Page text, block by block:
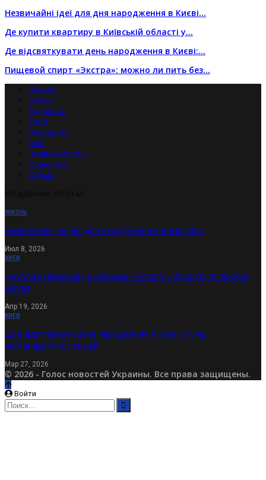
Незвичайні ідеї для дня народження в Києві…
Де купити квартиру в Київській області у…
Де відсвяткувати день народження в Києві:…
Пищевой спирт «Экстра»: можно ли пить без…
Бизнес
Жизнь
Здоровье
Киев
Медицина
Мир
Недвижимость
Общество
Отдых
ЖИЗНЬ
Незвичайні ідеї для дня народження в Києві 2026
Июл 8, 2026
КИЕВ
Де купити квартиру в Київській області у 2026: гід по вибору
житла
Апр 19, 2026
КИЕВ
Де відсвяткувати день народження в Києві: огляд
нестандартних локацій
Мар 27, 2026
© 2026 - Голос новостей Украины. Все права защищены.
Войти